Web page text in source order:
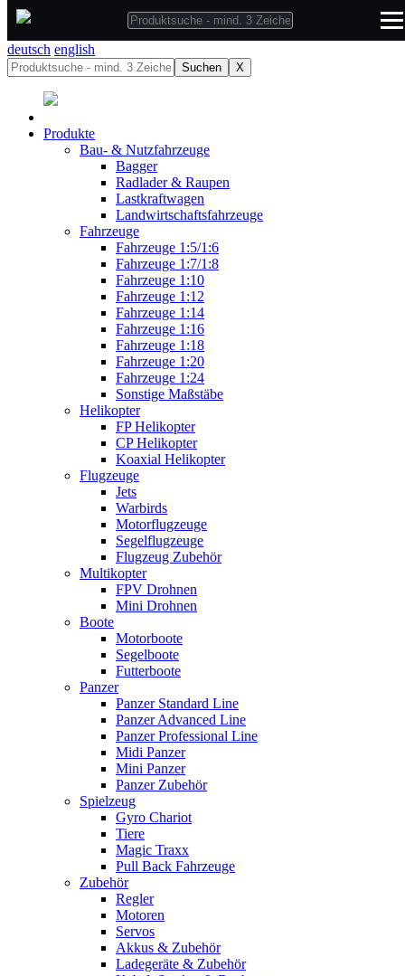
deutsch english
Suchen X
Produkte
Bau- & Nutzfahrzeuge
Bagger
Radlader & Raupen
Lastkraftwagen
Landwirtschaftsfahrzeuge
Fahrzeuge
Fahrzeuge 1:5/1:6
Fahrzeuge 1:7/1:8
Fahrzeuge 1:10
Fahrzeuge 1:12
Fahrzeuge 1:14
Fahrzeuge 1:16
Fahrzeuge 1:18
Fahrzeuge 1:20
Fahrzeuge 1:24
Sonstige Maßstäbe
Helikopter
FP Helikopter
CP Helikopter
Koaxial Helikopter
Flugzeuge
Jets
Warbirds
Motorflugzeuge
Segelflugzeuge
Flugzeug Zubehör
Multikopter
FPV Drohnen
Mini Drohnen
Boote
Motorboote
Segelboote
Futterboote
Panzer
Panzer Standard Line
Panzer Advanced Line
Panzer Professional Line
Midi Panzer
Mini Panzer
Panzer Zubehör
Spielzeug
Gyro Chariot
Tiere
Magic Traxx
Pull Back Fahrzeuge
Zubehör
Regler
Motoren
Servos
Akkus & Zubehör
Ladegeräte & Zubehör